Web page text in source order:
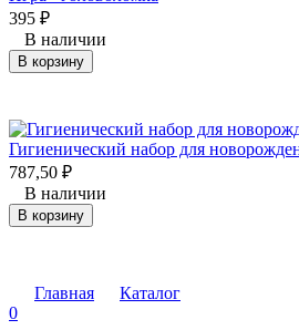
395 ₽
В наличии
В корзину
Гигиенический набор для
787,50 ₽
В наличии
В корзину
Главная
Каталог
0